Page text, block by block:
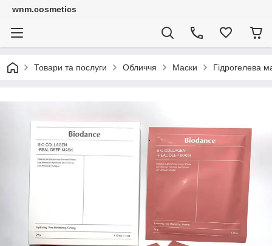
wnm.cosmetics
Товари та послуги Обличчя Маски Гідрогелева